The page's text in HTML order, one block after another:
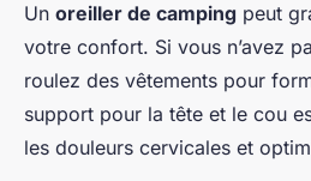
Un oreiller de camping peut
votre confort. Si vous n’avez
roulez des vêtements pour
support pour la tête et le cou
les douleurs cervicales et